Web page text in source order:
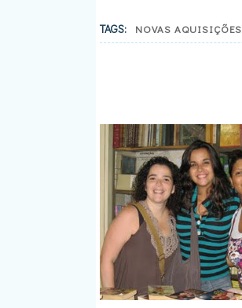
TAGS: NOVAS AQUISIÇÕES